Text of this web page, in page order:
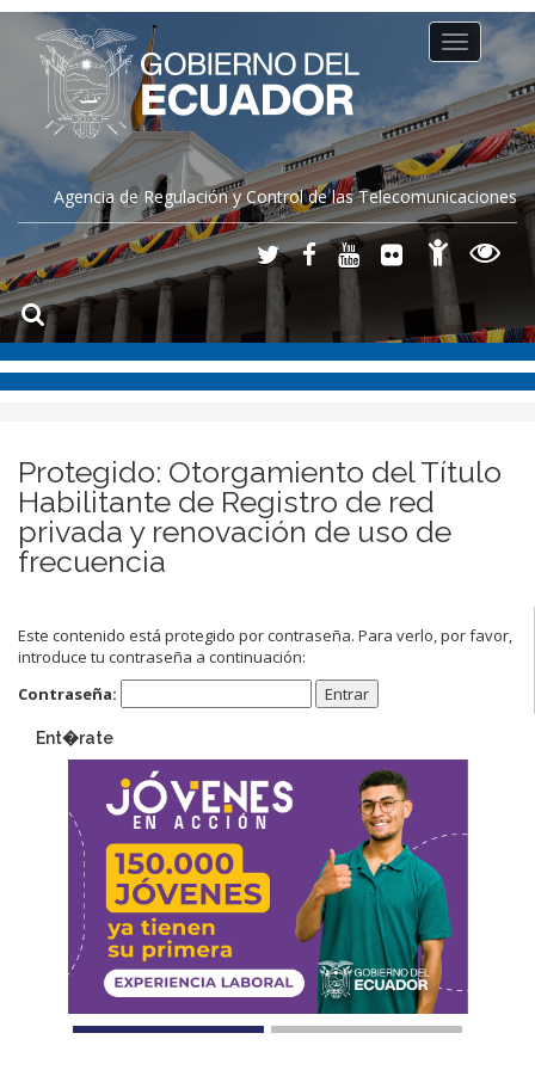
Agencia de Regulación y Control de las Telecomunicaciones
Toggle
navigation
Protegido: Otorgamiento del Título
Habilitante de Registro de red
privada y renovación de uso de
frecuencia
Este contenido está protegido por contraseña. Para verlo, por favor,
introduce tu contraseña a continuación:
Contraseña:
Ent�rate